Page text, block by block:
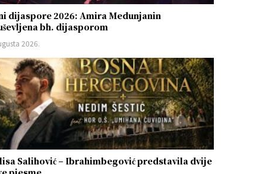
dijaspore 2026: Amira Medunjanin
bh. dijasporom
2026.
Salihović – Ibrahimbegović predstavila dvije